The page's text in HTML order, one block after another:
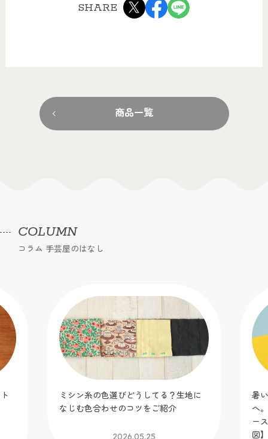
SHARE
商品一覧
COLUMN
コラム 手芸屋のはなし
ミシン糸の色選びどうしてる？生地に
なじむ色合わせのコツをご紹介
2026.05.25
暑
へ
ー
図】